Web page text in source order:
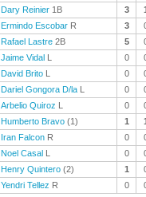
Dary Reinier 1B 3
Ermindo Escobar R 3
Rafael Lastre 2B 5
Jaime Vidal L 0
David Brito L 0
Dariel Gongora D/la L 0
Arbelio Quiroz L 0
Humberto Bravo (1) 1
Iran Falcon R 0
Noel Casal L 0
Henry Quintero (2) 1
Yendri Tellez R 0